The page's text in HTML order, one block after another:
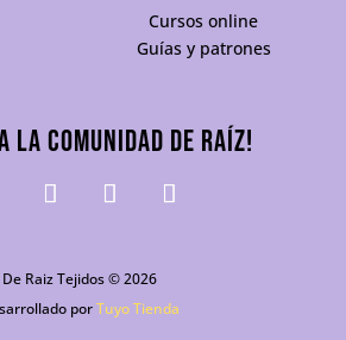
Cursos online
Guías y patrones
la comunidad De Raíz!
De Raiz Tejidos © 2026
porTuyo Tienda